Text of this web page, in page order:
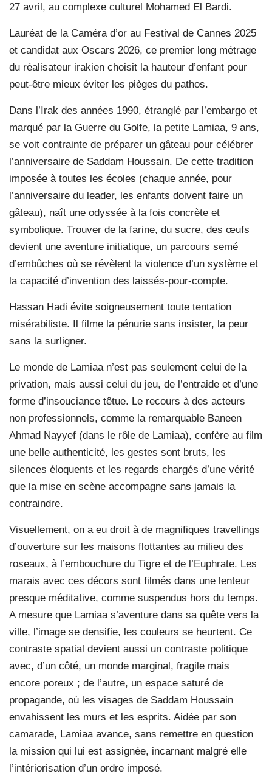
27 avril, au complexe culturel Mohamed El Bardi.
Lauréat de la Caméra d’or au Festival de Cannes 2025
et candidat aux Oscars 2026, ce premier long métrage
du réalisateur irakien choisit la hauteur d’enfant pour
peut-être mieux éviter les pièges du pathos.
Dans l’Irak des années 1990, étranglé par l’embargo et
marqué par la Guerre du Golfe, la petite Lamiaa, 9 ans,
se voit contrainte de préparer un gâteau pour célébrer
l’anniversaire de Saddam Houssain. De cette tradition
imposée à toutes les écoles (chaque année, pour
l’anniversaire du leader, les enfants doivent faire un
gâteau), naît une odyssée à la fois concrète et
symbolique. Trouver de la farine, du sucre, des œufs
devient une aventure initiatique, un parcours semé
d’embûches où se révèlent la violence d’un système et
la capacité d’invention des laissés-pour-compte.
Hassan Hadi évite soigneusement toute tentation
misérabiliste. Il filme la pénurie sans insister, la peur
sans la surligner.
Le monde de Lamiaa n’est pas seulement celui de la
privation, mais aussi celui du jeu, de l’entraide et d’une
forme d’insouciance têtue. Le recours à des acteurs
non professionnels, comme la remarquable Baneen
Ahmad Nayyef (dans le rôle de Lamiaa), confère au film
une belle authenticité, les gestes sont bruts, les
silences éloquents et les regards chargés d’une vérité
que la mise en scène accompagne sans jamais la
contraindre.
Visuellement, on a eu droit à de magnifiques travellings
d’ouverture sur les maisons flottantes au milieu des
roseaux, à l’embouchure du Tigre et de l’Euphrate. Les
marais avec ces décors sont filmés dans une lenteur
presque méditative, comme suspendus hors du temps.
A mesure que Lamiaa s’aventure dans sa quête vers la
ville, l’image se densifie, les couleurs se heurtent. Ce
contraste spatial devient aussi un contraste politique
avec, d’un côté, un monde marginal, fragile mais
encore poreux ; de l’autre, un espace saturé de
propagande, où les visages de Saddam Houssain
envahissent les murs et les esprits. Aidée par son
camarade, Lamiaa avance, sans remettre en question
la mission qui lui est assignée, incarnant malgré elle
l’intériorisation d’un ordre imposé.